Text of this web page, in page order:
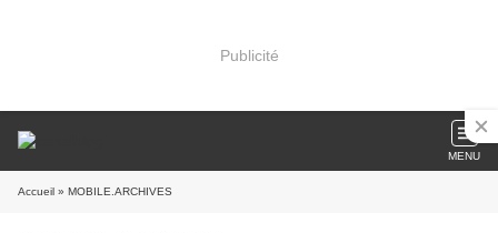
Publicité
MENU
Accueil » MOBILE.ARCHIVES